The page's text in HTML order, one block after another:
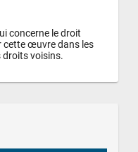
concerne le droit
cette œuvre dans les
droits voisins.